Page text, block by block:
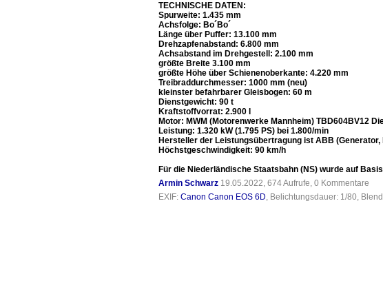
TECHNISCHE DATEN:
Spurweite: 1.435 mm
Achsfolge: Bo´Bo´
Länge über Puffer: 13.100 mm
Drehzapfenabstand: 6.800 mm
Achsabstand im Drehgestell: 2.100 mm
größte Breite 3.100 mm
größte Höhe über Schienenoberkante: 4.220 mm
Treibraddurchmesser: 1000 mm (neu)
kleinster befahrbarer Gleisbogen: 60 m
Dienstgewicht: 90 t
Kraftstoffvorrat: 2.900 l
Motor: MWM (Motorenwerke Mannheim) TBD604BV12
Leistung: 1.320 kW (1.795 PS) bei 1.800/min
Hersteller der Leistungsübertragung ist ABB (Generator,
Höchstgeschwindigkeit: 90 km/h
Für die Niederländische Staatsbahn (NS) wurde auf
Armin Schwarz 19.05.2022, 674 Aufrufe, 0 Kommentare
EXIF: Canon Canon EOS 6D, Belichtungsdauer: 1/80,